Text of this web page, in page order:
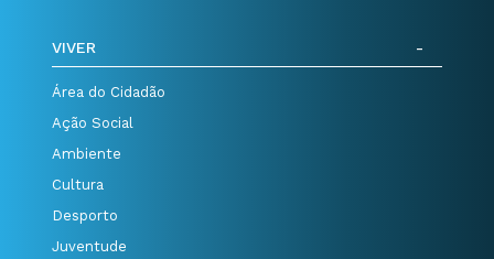
VIVER
Área do Cidadão
Ação Social
Ambiente
Cultura
Desporto
Juventude